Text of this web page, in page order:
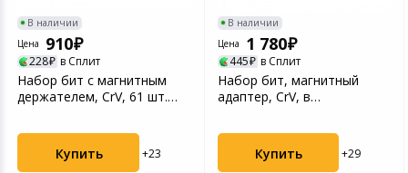
В наличии
Цена
910
228 в Сплит
Набор бит с магнитным
держателем, CrV, 61 шт.
Купить +23
В наличии
Цена
1 780
445 в Сплит
Набор бит, магнитный
адаптер, CrV, в
Купить +29